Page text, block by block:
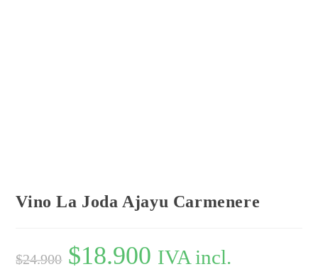
Vino La Joda Ajayu Carmenere
$24.900 $18.900 IVA incl.